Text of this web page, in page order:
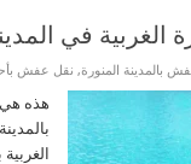
في
بالمدينة المنورة, نقل عفش
هذه